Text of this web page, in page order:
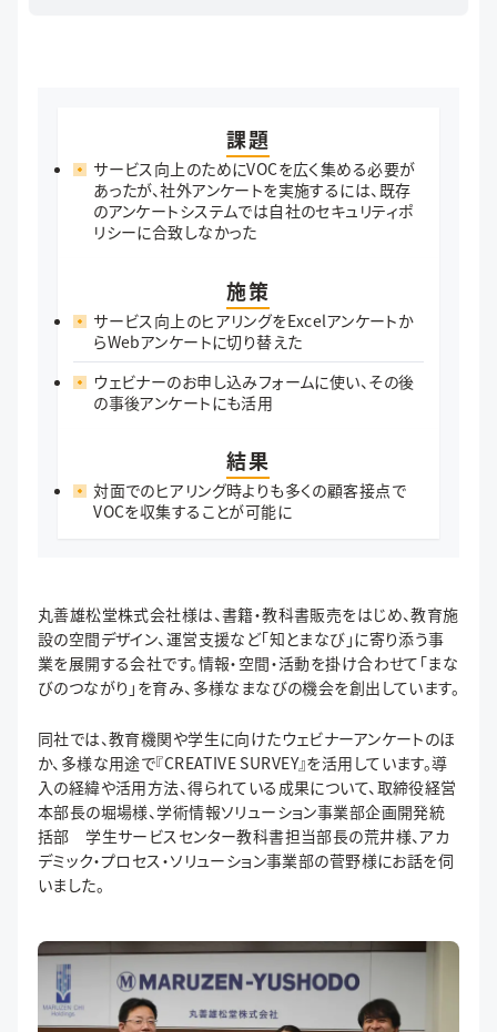
課題
サービス向上のためにVOCを広く集める必要が
あったが、社外アンケートを実施するには、既存
のアンケートシステムでは自社のセキュリティポ
リシーに合致しなかった
施策
サービス向上のヒアリングをExcelアンケートか
らWebアンケートに切り替えた
ウェビナーのお申し込みフォームに使い、その後
の事後アンケートにも活用
結果
対面でのヒアリング時よりも多くの顧客接点で
VOCを収集することが可能に
丸善雄松堂株式会社様は、書籍・教科書販売をはじめ、教育施
設の空間デザイン、運営支援など「知とまなび」に寄り添う事
業を展開する会社です。情報・空間・活動を掛け合わせて「まな
びのつながり」を育み、多様なまなびの機会を創出しています。
同社では、教育機関や学生に向けたウェビナーアンケートのほ
か、多様な用途で『CREATIVE SURVEY』を活用しています。導
入の経緯や活用方法、得られている成果について、取締役経営
本部長の堀場様、学術情報ソリューション事業部企画開発統
括部 学生サービスセンター教科書担当部長の荒井様、アカ
デミック・プロセス・ソリューション事業部の菅野様にお話を伺
いました。